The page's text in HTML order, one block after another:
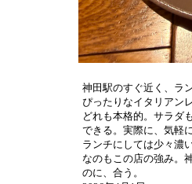
神田駅のすぐ近く、ラ
ぴったりなイタリアン
どれも本格的。サラダ
できる。実際に、気軽
ランチにしては少々濃
なのもこの店の強み。
のに、合う。